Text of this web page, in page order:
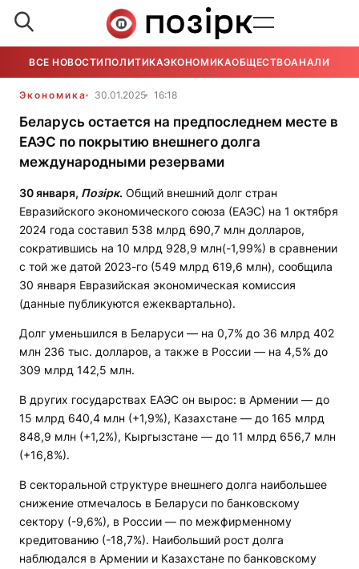
ВСЕ НОВОСТИ ПОЛИТИКАЭКОНОМИКАОБЩЕСТВОАНАЛИТИКА
Экономика 30.01.2025 16:18
Беларусь остается на предпоследнем месте в
ЕАЭС по покрытию внешнего долга
международными резервами
30 января, Позірк. Общий внешний долг стран
Евразийского экономического союза (ЕАЭС) на 1 октября
2024 года составил 538 млрд 690,7 млн долларов,
сократившись на 10 млрд 928,9 млн(-1,99%) в сравнении
с той же датой 2023-го (549 млрд 619,6 млн), сообщила
30 января Евразийская экономическая комиссия
(данные публикуются ежеквартально).
Долг уменьшился в Беларуси — на 0,7% до 36 млрд 402
млн 236 тыс. долларов, а также в России — на 4,5% до
309 млрд 142,5 млн.
В других государствах ЕАЭС он вырос: в Армении — до
15 млрд 640,4 млн (+1,9%), Казахстане — до 165 млрд
848,9 млн (+1,2%), Кыргызстане — до 11 млрд 656,7 млн
(+16,8%).
В секторальной структуре внешнего долга наибольшее
снижение отмечалось в Беларуси по банковскому
сектору (-9,6%), в России — по межфирменному
кредитованию (-18,7%). Наибольший рост долга
наблюдался в Армении и Казахстане по банковскому